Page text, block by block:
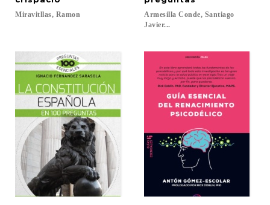
Miravitllas, Ramon
Armesilla Conde, Santiago
Javier...